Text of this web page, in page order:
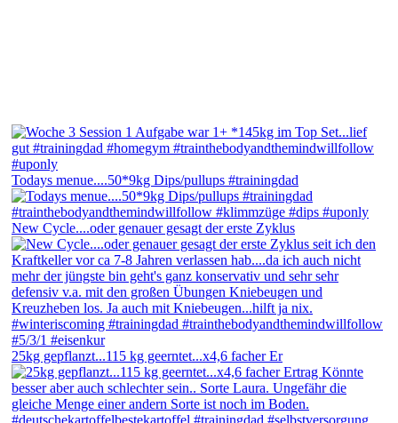
Todays menue....50*9kg Dips/pullups #trainingdad
New Cycle....oder genauer gesagt der erste Zyklus
25kg gepflanzt...115 kg geerntet...x4,6 facher Er